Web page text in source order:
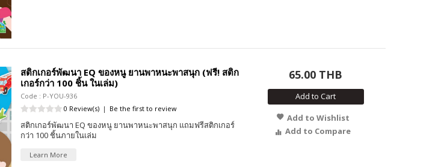
สติกเกอร์พัฒนา EQ ของหนู ยานพาหนะพาสนุก (ฟรี! สติก
เกอร์กว่า 100 ชิ้น ในเล่ม)
Code : P-YOU-936
0 Review(s) | Be the first to review
สติกเกอร์พัฒนา EQ ของหนู ยานพาหนะพาสนุก แถมฟรีสติกเกอร์
กว่า 100 ชิ้นภายในเล่ม
Learn More
65.00 THB
Add to Cart
Add to Wishlist
Add to Compare